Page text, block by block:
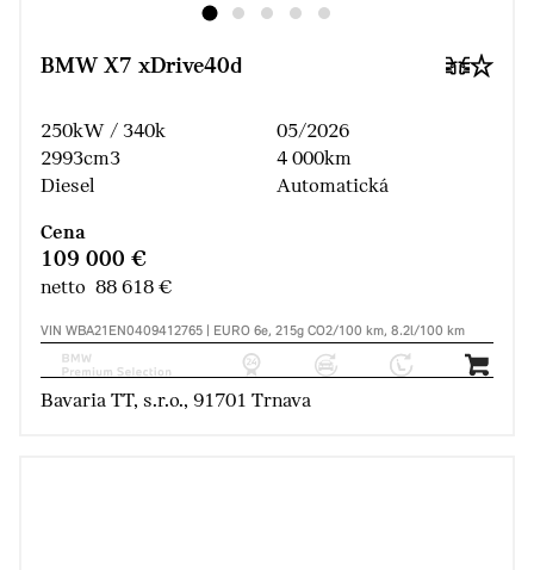
BMW X7 xDrive40d
250kW / 340k
2993cm3
Diesel
05/2026
4 000km
Automatická
Cena
109 000 €
netto 88 618 €
VIN WBA21EN0409412765 | EURO 6e, 215g CO2/100 km, 8.2l/100 km
Bavaria TT, s.r.o., 91701 Trnava